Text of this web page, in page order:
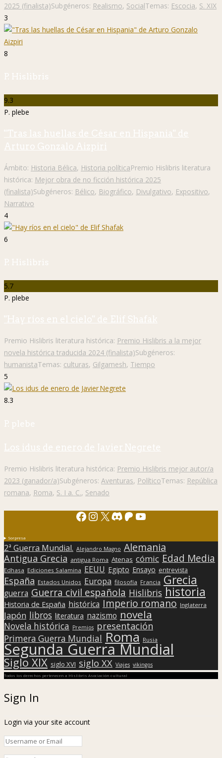
2025 (finalista)Subgéneros: Realismo, SocialTemas: Escocia, S. XIX
3
8
P. Hislibris
9.3
P. plebe
"Tras las huellas de César en Hispania" de
Arturo Gonzalo Aizpiri
Ámbito: Historia Bélica, Historia políticaPremio Hislibris literatura
histórica: Mejor obra de no ficción histórica 2025
(finalista)Subgéneros: Bélico, Biográfico, Divulgativo, Expositivo,
Narrativo
4
6
P. Hislibris
5.7
P. plebe
"Hay ríos en el cielo" de Elif Shafak
Premio Hislibris literatura histórica: Premio Hislibris a la mejor
novela histórica traducida 2024 (finalista)Subgéneros:
humanistaTemas: culturas, Gilgamesh, Tiempo
5
8.3
P. plebe
Los idus de enero de Javier Negrete
Premio Hislibris literatura histórica: Premio Hislibris mejor autor/a
2023 (ganador/a)Subgéneros: Aventuras, PolíticoTemas: República
romana, Roma, S. I a. C., Senado
Facebook
Instagram
X Discord
Patreon
YouTube
Sorpresa
2ª Guerra Mundial. Alejandro Magno Alemania
Antigua Grecia antigua Roma Atenas cómic Edad Media
Edhasa Ediciones Salamina EEUU Egipto Ensayo entrevista
España Estados Unidos Europa filosofía Francia Grecia
guerra Guerra civil española Hislibris historia
Historia de España histórica Imperio romano Inglaterra
Japón libros literatura nazismo novela
Novela histórica Premios presentación
Primera Guerra Mundial Roma Rusia
Segunda Guerra Mundial
Siglo XIX siglo XVI siglo XX Viajes vikingos
Todos los derechos pertenecen a Hislibris Asociación cultural
Sign In
Login via your site account